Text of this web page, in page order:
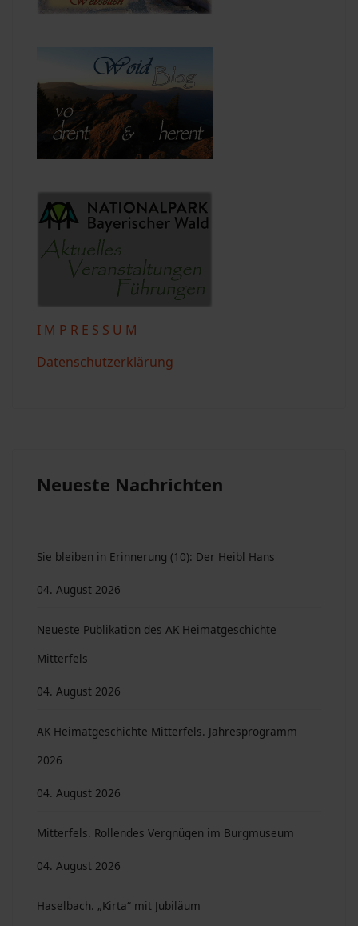
I M P R E S S U M
Datenschutzerklärung
Neueste Nachrichten
Sie bleiben in Erinnerung (10): Der Heibl Hans
04. August 2026
Neueste Publikation des AK Heimatgeschichte
Mitterfels
04. August 2026
AK Heimatgeschichte Mitterfels. Jahresprogramm
2026
04. August 2026
Mitterfels. Rollendes Vergnügen im Burgmuseum
04. August 2026
Haselbach. „Kirta“ mit Jubiläum